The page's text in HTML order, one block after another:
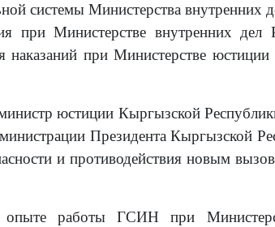
системы Министерства внутренних
при Министерстве внутренних дел
наказаний при Министерстве
юстиции Кыргызской
Президента Кыргызской
и противодействия новым
работы ГСИН при